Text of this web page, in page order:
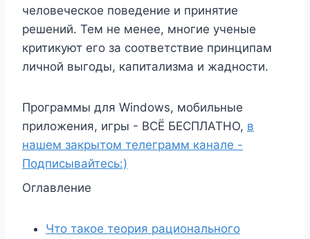
человеческое поведение и принятие
решений. Тем не менее, многие ученые
критикуют его за соответствие принципам
личной выгоды, капитализма и жадности.
Программы для Windows, мобильные
приложения, игры - ВСЁ БЕСПЛАТНО, в
нашем закрытом телеграмм канале -
Подписывайтесь:)
Оглавление
Что такое теория рационального